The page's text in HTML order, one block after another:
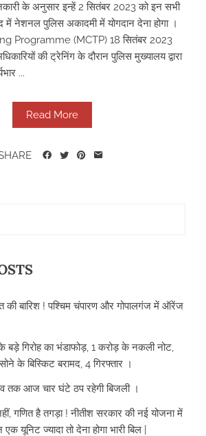
के अनुसार इन्हें 2 सितंबर 2023 को इन सभी
में नेशनल पुलिस अकादमी में योगदान देना होगा ।
Programme (MCTP) 18 सितंबर 2023
की ट्रेनिंग के दौरान पुलिस मुख्यालय द्वारा
...
Read More
बारिश ! पश्चिम चंपारण और गोपालगंज में ऑरेंज
के बड़े गिरोह का भंडाफोड़, 1 करोड़ के नकली नोट,
के बिस्किट बरामद, 4 गिरफ्तार ।
तक आज चार घंटे ठप रहेगी बिजली ।
गणित है तगड़ा ! नीतीश सरकार की नई योजना में
यूनिट ज्यादा तो देना होगा भारी बिल |